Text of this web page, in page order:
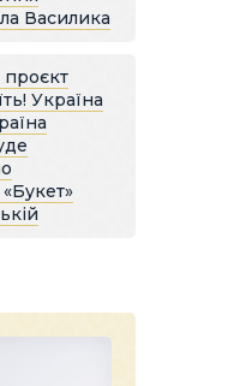
Василика
Україна